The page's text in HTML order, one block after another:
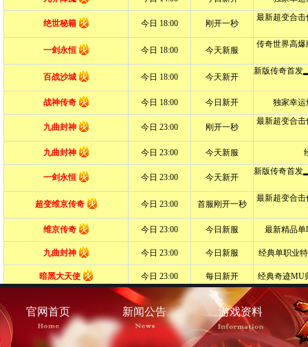
官网首页 新闻公告 游戏资料